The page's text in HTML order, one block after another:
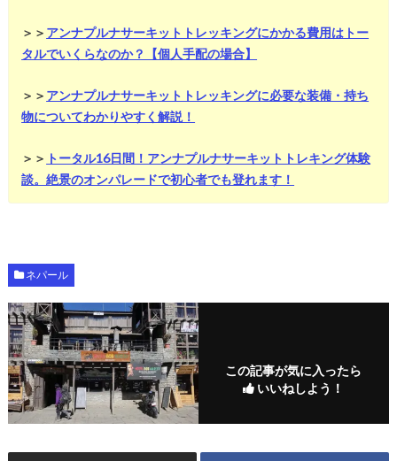
＞＞ アンナプルナサーキットトレッキングにかかる費用はトー
タルでいくらなのか？【個人手配の場合】
＞＞ アンナプルナサーキットトレッキングに必要な装備・持ち
物についてわかりやすく解説！
＞＞ トータル16日間！アンナプルナサーキットトレキング体験
談。絶景のオンパレードで初心者でも登れます！
ネパール
この記事が気に入ったら
いいねしよう！